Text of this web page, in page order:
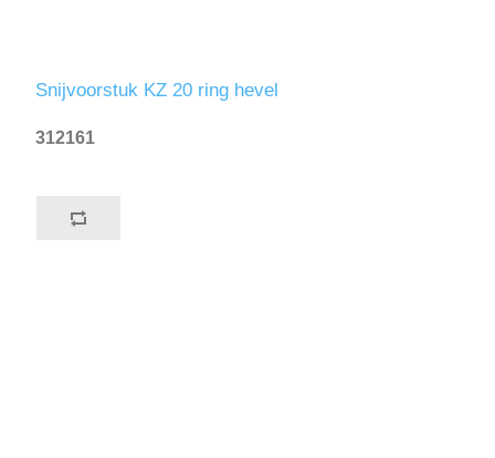
Snijvoorstuk KZ 20 ring hevel
312161